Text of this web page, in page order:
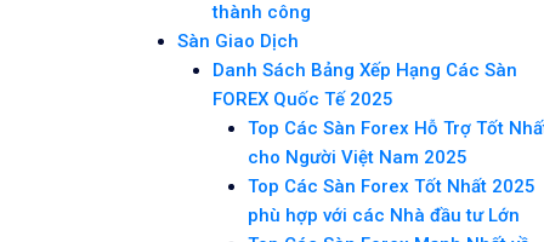
thành công
Sàn Giao Dịch
Danh Sách Bảng Xếp Hạng Các Sàn
FOREX Quốc Tế 2025
Top Các Sàn Forex Hỗ Trợ Tốt
cho Người Việt Nam 2025
Top Các Sàn Forex Tốt Nhất 2025
phù hợp với các Nhà đầu tư Lớn